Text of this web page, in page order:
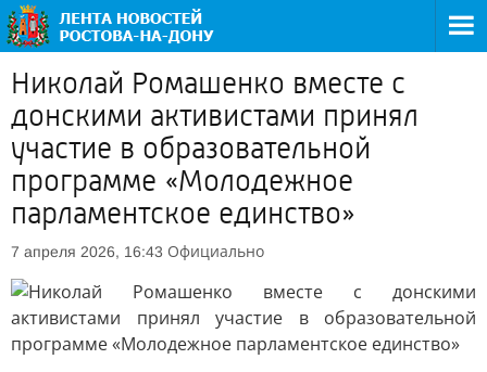
Николай Ромашенко вместе с
донскими активистами принял
участие в образовательной
программе «Молодежное
парламентское единство»
7 апреля 2026, 16:43 Официально